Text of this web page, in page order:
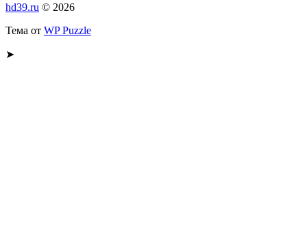
hd39.ru © 2026
Тема от WP Puzzle
➤